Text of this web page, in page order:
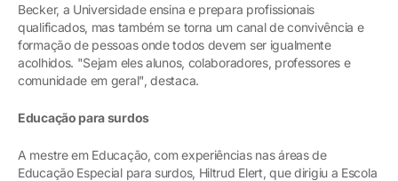
Becker, a Universidade ensina e prepara profissionais
qualificados, mas também se torna um canal de convivência e
formação de pessoas onde todos devem ser igualmente
acolhidos. "Sejam eles alunos, colaboradores, professores e
comunidade em geral", destaca.
Educação para surdos
A mestre em Educação, com experiências nas áreas de
Educação Especial para surdos, Hiltrud Elert, que dirigiu a Escola